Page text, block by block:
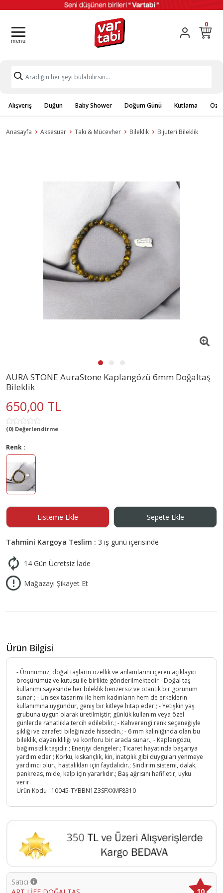
0
Alışveriş Düğün Baby Shower Doğum Günü Kutlama
Anasayfa Aksesuar Takı & Mücevher Bileklik Bijuteri Bileklik
AURA STONE AuraStone Kaplangözü 6mm Doğaltaş
Bileklik
650,00 TL
(0) Değerlendirme
Renk :
Listeme Ekle Sepete Ekle
Tahmini Kargoya Teslim : 3 iş günü içerisinde
14 Gün Ücretsiz İade
Mağazayı Şikayet Et
Ürün Bilgisi
- Ürünümüz, doğal taşların özellik ve anlamlarını içeren açıklayıcı
broşürümüz ve kutusu ile birlikte gönderilmektedir - Doğal taş
kullanımı sayesinde her bileklik benzersiz ve otantik bir görünüm
sunar.; - Unisex tasarımı ile hem kadınların hem de erkeklerin
kullanımına uygundur, geniş bir kitleye hitap eder.; - Yetişkin yaş
grubuna uygun olarak üretilmiştir; günlük kullanım veya özel
günlerde rahatlıkla tercih edilebilir.; - Kahverengi renk seçeneğiyle
şıklığı ve zarafeti bileğinizde hissedin.; - 6 mm kalınlığında olan bu
bileklik, dayanıklılığı ve konforu bir arada sunar.; - Kaplangözü,
bağımsızlık taşıdır.; Enerjiyi dengeler.; Ticaret hayatında başarıya
yardım eder.; Korku, kıskançlık, kin, inatçılık gibi duyguları yenmeye
yardımcı olur.; hastalıkları için faydalıdır.; Sindirim sistemi, dalak,
pankreas, mide, kalp için yararlıdır.; Baş ağrısını hafifletir, uyku
verir.
Ürün Kodu : 10045-TYBBN1Z3SFXXMF8310
Satıcı